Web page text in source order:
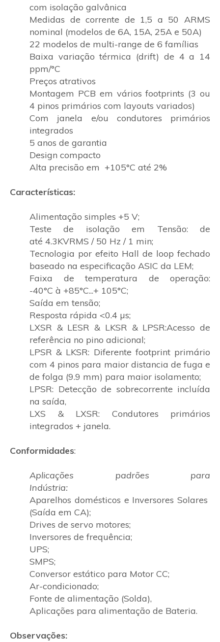
com isolação galvânica
Medidas de corrente de 1,5 a 50 ARMS
nominal (modelos de 6A, 15A, 25A e 50A)
22 modelos de multi-range de 6 famílias
Baixa variação térmica (drift) de 4 a 14
ppm/°C
Preços atrativos
Montagem PCB em vários footprints (3 ou
4 pinos primários com layouts variados)
Com janela e/ou condutores primários
integrados
5 anos de garantia
Design compacto
Alta precisão em +105°C até 2%
Características:
Alimentação simples +5 V;
Teste de isolação em Tensão: de
até 4.3KVRMS / 50 Hz / 1 min;
Tecnologia por efeito Hall de loop fechado
baseado na especificação ASIC da LEM;
Faixa de temperatura de operação:
-40°C à +85°C...+ 105°C;
Saída em tensão;
Resposta rápida <0.4 µs;
LXSR & LESR & LKSR & LPSR:Acesso de
referência no pino adicional;
LPSR & LKSR: Diferente footprint primário
com 4 pinos para maior distancia de fuga e
de folga (9.9 mm) para maior isolamento;
LPSR: Detecção de sobrecorrente incluída
na saída,
LXS & LXSR: Condutores primários
integrados + janela.
Conformidades:
Aplicações padrões para
Indústria:
Aparelhos domésticos e Inversores Solares
(Saída em CA);
Drives de servo motores;
Inversores de frequência;
UPS;
SMPS;
Conversor estático para Motor CC;
Ar-condicionado;
Fonte de alimentação (Solda),
Aplicações para alimentação de Bateria.
Observações: